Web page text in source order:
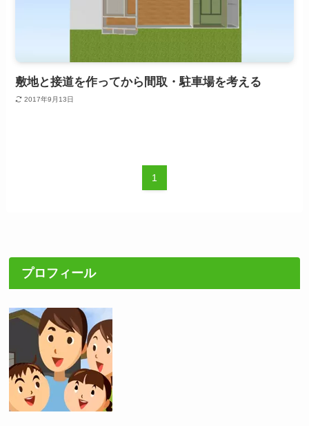
敷地と接道を作ってから間取・駐車場を考える
2017年9月13日
1
プロフィール